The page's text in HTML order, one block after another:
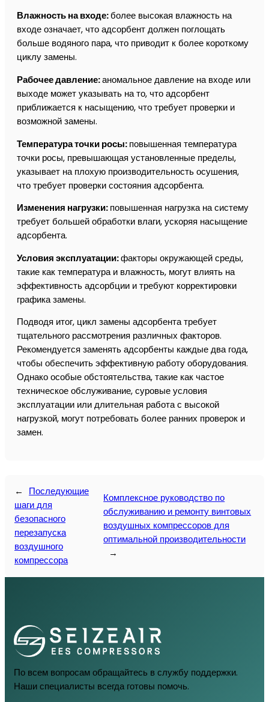
Влажность на входе:более высокая влажность на
входе означает, что адсорбент должен поглощать
больше водяного пара, что приводит к более короткому
циклу замены.
Рабочее давление:аномальное давление на входе или
выходе может указывать на то, что адсорбент
приближается к насыщению, что требует проверки и
возможной замены.
Температура точки росы: повышенная температура
точки росы, превышающая установленные пределы,
указывает на плохую производительность осушения,
что требует проверки состояния адсорбента.
Изменения нагрузки: повышенная нагрузка на систему
требует большей обработки влаги, ускоряя насыщение
адсорбента.
Условия эксплуатации:факторы окружающей среды,
такие как температура и влажность, могут влиять на
эффективность адсорбции и требуют корректировки
графика замены.
Подводя итог, цикл замены адсорбента требует
тщательного рассмотрения различных факторов.
Рекомендуется заменять адсорбенты каждые два года,
чтобы обеспечить эффективную работу оборудования.
Однако особые обстоятельства, такие как частое
техническое обслуживание, суровые условия
эксплуатации или длительная работа с высокой
нагрузкой, могут потребовать более ранних проверок и
замен.
←
Последующие
шаги для
безопасного
перезапуска
воздушного
компрессора
Комплексное руководство по
обслуживанию и ремонту винтовых
воздушных компрессоров для
оптимальной производительности
→
По всем вопросам обращайтесь в службу поддержки.
Наши специалисты всегда готовы помочь.